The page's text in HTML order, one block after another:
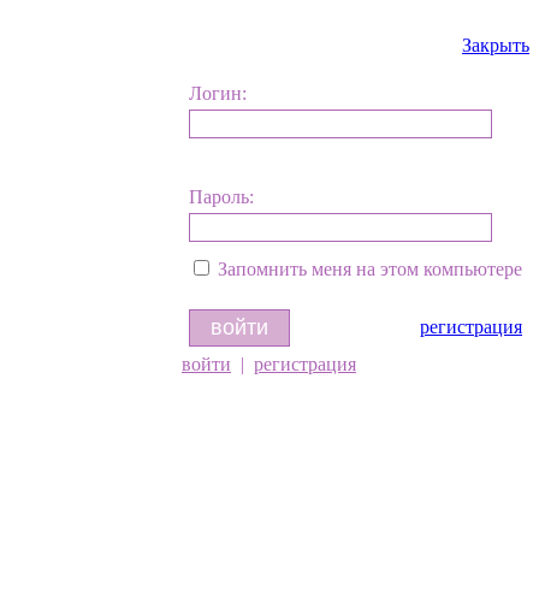
Закрыть
Логин:
Пароль:
Запомнить меня на этом компьютере
регистрация
войти | регистрация